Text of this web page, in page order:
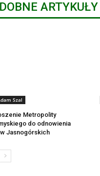
ARTYKUŁY
Szal
Metropolity
do odnowienia
Jasnogórskich